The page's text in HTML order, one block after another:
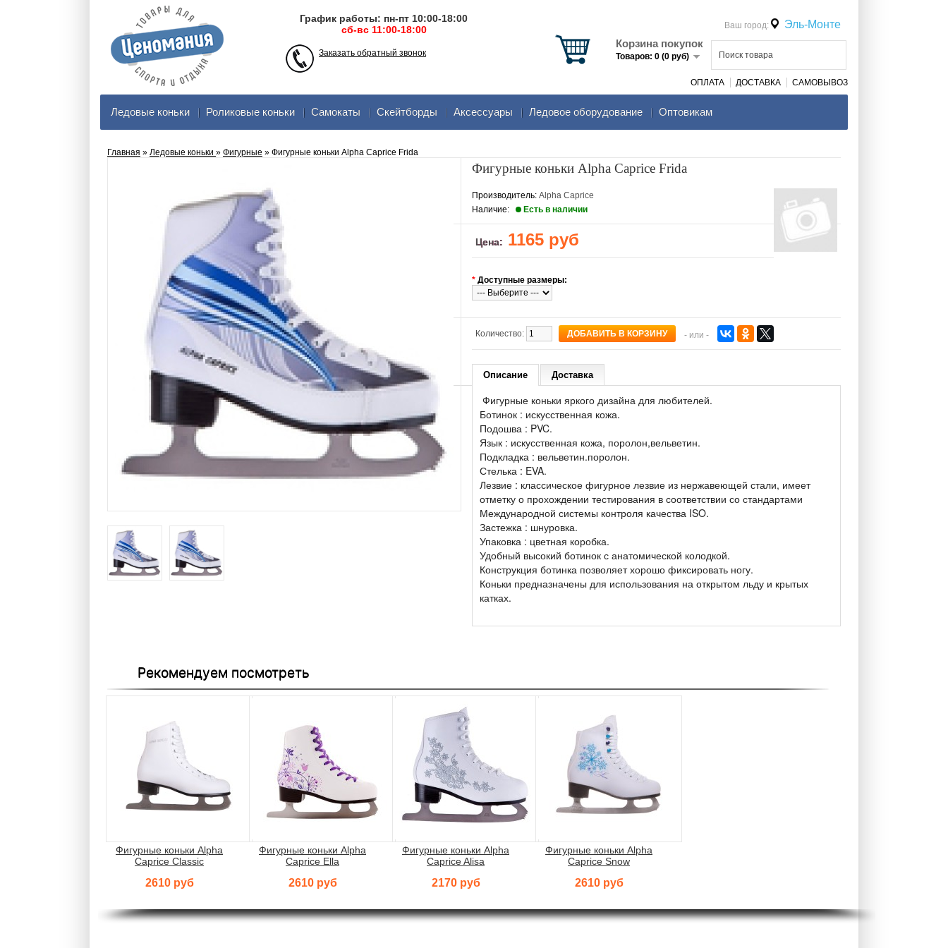
Заказать обратный звонок
График работы: пн-пт 10:00-18:00
сб-вс 11:00-18:00
Корзина покупок
Товаров: 0 (0 руб)
Ваш город: Эль-Монте
ОПЛАТА ДОСТАВКА САМОВЫВОЗ
Ледовые коньки Роликовые коньки Самокаты Скейтборды Аксеcсуары Ледовое оборудование Оптовикам
Главная » Ледовые коньки » Фигурные » Фигурные коньки Alpha Caprice Frida
Фигурные коньки Alpha Caprice Frida
Производитель: Alpha Caprice
Наличие:
Есть в наличии
Цена: 1165 руб
* Доступные размеры:
Количество: - или -
Описание Доставка
Фигурные коньки яркого дизайна для любителей.
Ботинок : искусственная кожа.
Подошва : PVC.
Язык : искусственная кожа, поролон,вельветин.
Подкладка : вельветин.поролон.
Стелька : EVA.
Лезвие : классическое фигурное лезвие из нержавеющей стали, имеет
отметку о прохождении тестирования в соответствии со стандартами
Международной системы контроля качества ISO.
Застежка : шнуровка.
Упаковка : цветная коробка.
Удобный высокий ботинок с анатомической колодкой.
Конструкция ботинка позволяет хорошо фиксировать ногу.
Коньки предназначены для использования на открытом льду и крытых
катках.
Рекомендуем посмотреть
Фигурные коньки Alpha
Caprice Classic
2610 руб
Фигурные коньки Alpha
Caprice Ella
2610 руб
Фигурные коньки Alpha
Caprice Alisa
2170 руб
Фигурные коньки Alpha
Caprice Snow
2610 руб